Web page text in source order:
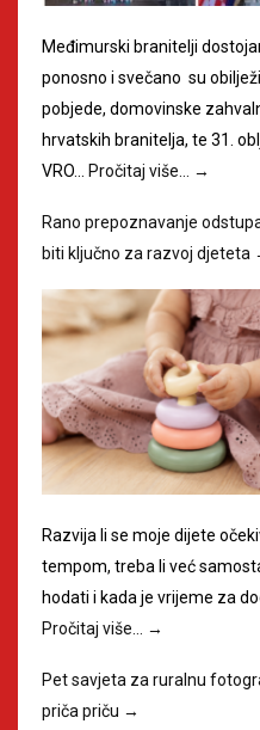
Međimurski branitelji
ponosno i svečano su
pobjede, domovinske
hrvatskih branitelja, te 31.
VRO… Pročitaj više… →
Rano prepoznavanje
biti ključno za razvoj djeteta
Razvija li se moje dijete
tempom, treba li već
hodati i kada je vrijeme za
Pročitaj više… →
Pet savjeta za ruralnu
priča priču →